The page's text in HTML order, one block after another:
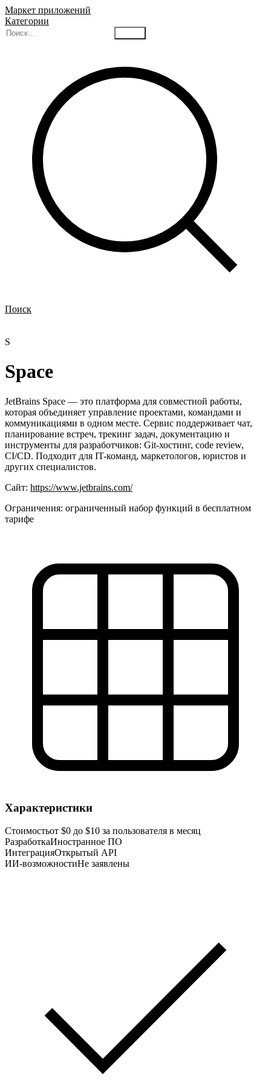
Маркет приложений
Категории
Поиск
S
Space
JetBrains Space — это платформа для совместной работы,
которая объединяет управление проектами, командами и
коммуникациями в одном месте. Сервис поддерживает чат,
планирование встреч, трекинг задач, документацию и
инструменты для разработчиков: Git-хостинг, code review,
CI/CD. Подходит для IT-команд, маркетологов, юристов и
других специалистов.
Сайт: https://www.jetbrains.com/
Ограничения: ограниченный набор функций в бесплатном
тарифе
Характеристики
Стоимостьот $0 до $10 за пользователя в месяц
РазработкаИностранное ПО
ИнтеграцияОткрытый API
ИИ-возможностиНе заявлены